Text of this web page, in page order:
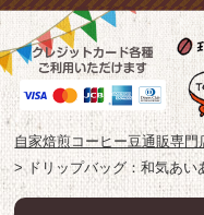
自家焙煎コーヒー豆通販専
> ドリップバッグ：和気あい